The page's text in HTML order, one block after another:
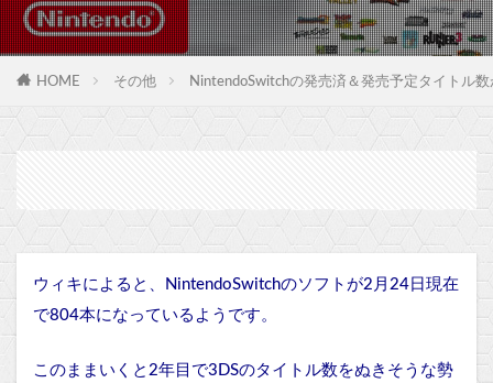
HOME その他 NintendoSwitchの発売済＆発売予定タイトル
ウィキによると、NintendoSwitchのソフトが2月24日現在
で804本になっているようです。
このままいくと2年目で3DSのタイトル数をぬきそうな勢